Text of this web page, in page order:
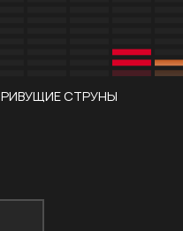
РИВУЩИЕ СТРУНЫ